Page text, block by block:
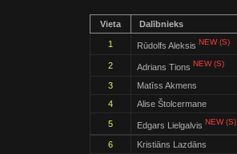
Vieta Dalībnieks
1 Rūdolfs Aleksis NEW (S)
2 Adrians Tions NEW (S)
3 Matīss Akmens
4
Alise Štolcermane
5 Edgars Lielgalvis NEW (S)
6 Kristiāns Lazdāns